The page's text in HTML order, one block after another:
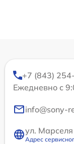
+7 (843)
Ежедневно с
info@sony-
ул.
Адрес